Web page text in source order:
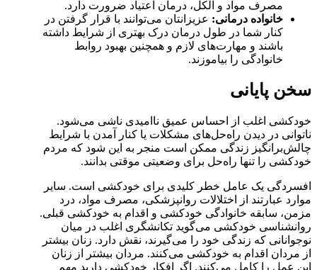
مصرف مواد و الکل، درمان اعتیاد ضرورت دارد.
خانواده درمانی: عزیزانتان می‌توانند با قرار گرفتن در
کنار شما در طول درمان درک بهتری از شرایط داشته
باشند و مهارت‌های لازم و همچنین بهبود روابط
خانوادگی را بیاموزند.
سخن پایانی
خودکشی اغلب از احساس عمیق ناامیدی ناشی می‌شود.
ناتوانی در دیدن راه‌حل‌های مشکلات یا کنار آمدن با شرایط
چالش‌برانگیز زندگی ممکن است منجر به این شود که مردم
خودکشی را تنها راه‌حل برای وضعیتی موقتی بدانند.
افسردگی یک عامل خطر کلیدی برای خودکشی است. سایر
موارد عبارتند از اختلالات روانپزشکی، مصرف مواد، درد
مزمن، سابقه خانوادگی خودکشی و اقدام به خودکشی قبلی.
روانشناسی خودکشی می‌گوید تکانشگری اغلب در میان
نوجوانانی که زندگی خود را می‌گیرند، نقش دارد. زنان بیشتر
از مردان اقدام به خودکشی می‌کنند. مردان بیشتر از زنان
این عمل را کامل می‌کنند. اگر افکار خودکشی دارید مهم